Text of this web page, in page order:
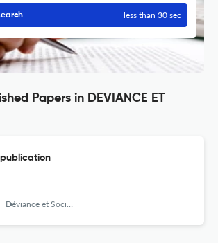
less than 30 sec
Papers in DEVIANCE ET
Déviance et Société